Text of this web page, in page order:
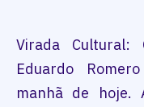
Virada Cultural:
Eduardo
manhã de hoje.